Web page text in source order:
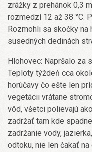
zrážky z prehánok 0,3
rozmedzí 12 až 38 °C.
Rozmohli sa skočky
susedných dedinách
Hlohovec: Napršalo za
Teploty týždeň cca
horúčavy čo ešte len
vegetácii vrátane
vôd, všetci polievajú
zadržať tam kde
zadržanie vody,
odtoku, nie len čakať